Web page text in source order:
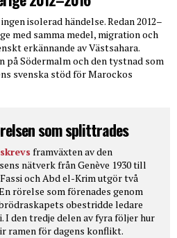
isolerad händelse. Redan 2012–
med samma medel, migration och
erkännande av Västsahara.
på Södermalm och den tystnad som
svenska stöd för Marockos
som splittrades
framväxten av den
nätverk från Genève 1930 till
och Abd el-Krim utgör två
rörelse som förenades genom
obestridde ledare
I den tredje delen av fyra följer hur
ramen för dagens konflikt.